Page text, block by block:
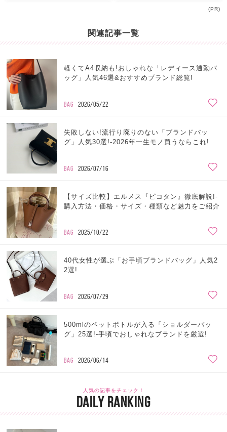
(PR)
関連記事一覧
軽くてA4収納も!おしゃれな「レディース通勤バ
ッグ」人気46選&おすすめブランド総覧!
BAG 2026/05/22
失敗しない!流行り廃りのない「ブランドバッ
グ」人気30選!-2026年一生モノ買うならこれ!
BAG 2026/07/16
【サイズ比較】エルメス『ピコタン』徹底解説!-
購入方法・価格・サイズ・種類など魅力をご紹介
BAG 2025/10/22
40代女性が選ぶ「お手頃ブランドバッグ」人気2
2選!
BAG 2026/07/29
500mlのペットボトルが入る「ショルダーバッ
グ」25選!-手頃でおしゃれなブランドを厳選!
BAG 2026/06/14
人気の記事をチェック！
DAILY RANKING